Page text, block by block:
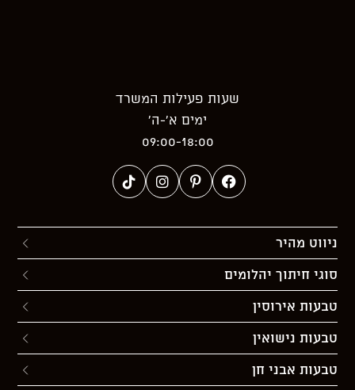
שעות פעילות המשרד
ימים א’-ה’
09:00-18:00
ניווט מהיר
סוגי חיתוך יהלומים
טבעות אירוסין
טבעות נישואין
טבעות אבני חן